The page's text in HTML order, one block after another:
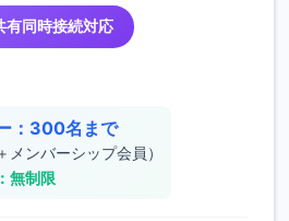
有同時接続対応
：300名まで
メンバーシップ会員）
無制限